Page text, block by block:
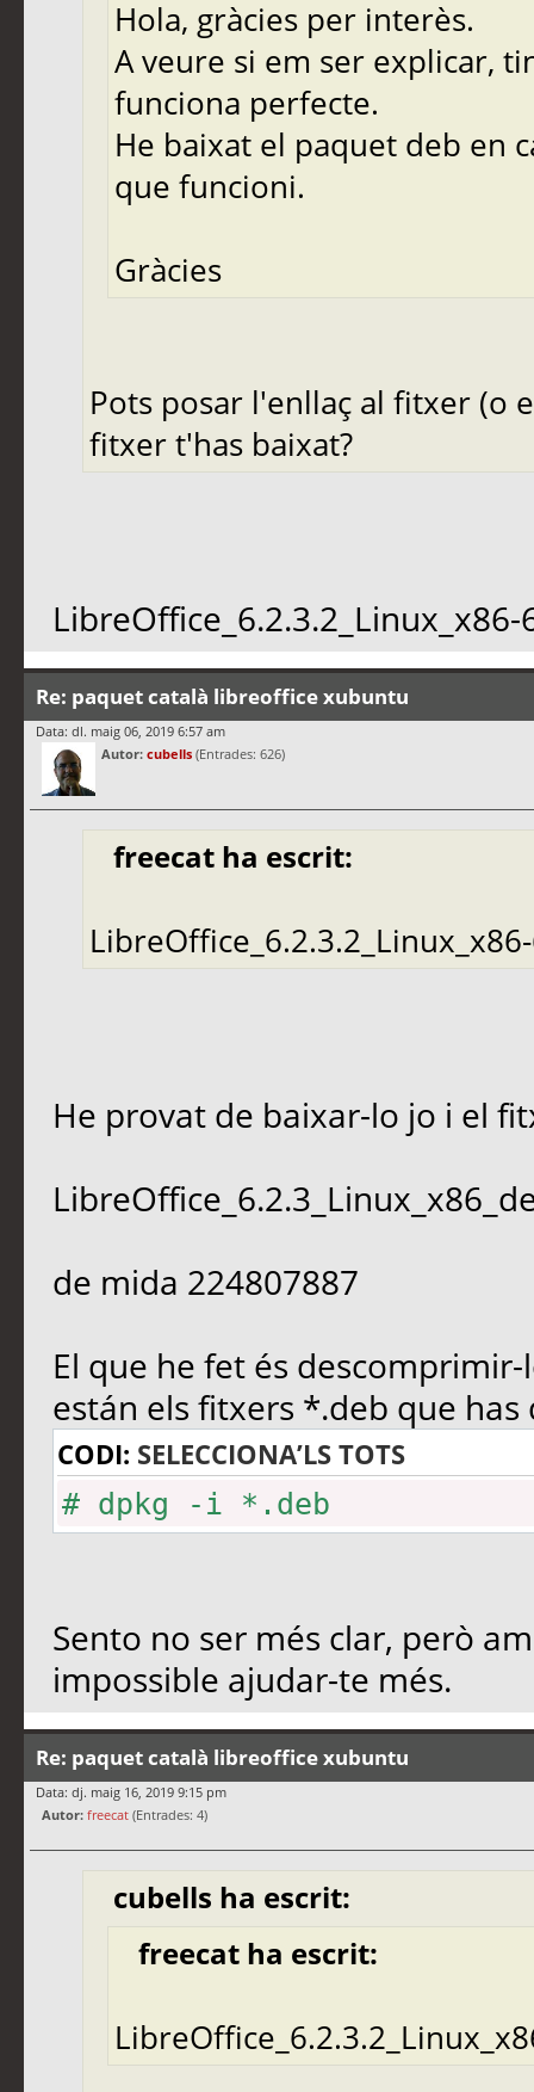
Hola, gràcies per interès.
A veure si em ser explicar,
funciona perfecte.
He baixat el paquet deb en
que funcioni.
Gràcies
Pots posar l'enllaç al fitxer (o
fitxer t'has baixat?
Re: paquet català libreoffice xubuntu
Data: dl. maig 06, 2019 6:57 am
Autor: cubells (Entrades: 626)
freecat ha escrit:
He provat de baixar-lo jo i el
de mida 224807887
El que he fet és
están els fitxers *.deb que has
CODI: SELECCIONA’LS TOTS
# dpkg -i *.deb
Sento no ser més clar, però
impossible ajudar-te més.
Re: paquet català libreoffice xubuntu
Data: dj. maig 16, 2019 9:15 pm
Autor: freecat (Entrades: 4)
cubells ha escrit:
freecat ha escrit: